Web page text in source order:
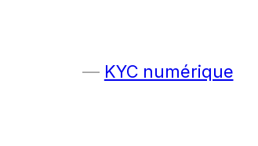
KYC numérique